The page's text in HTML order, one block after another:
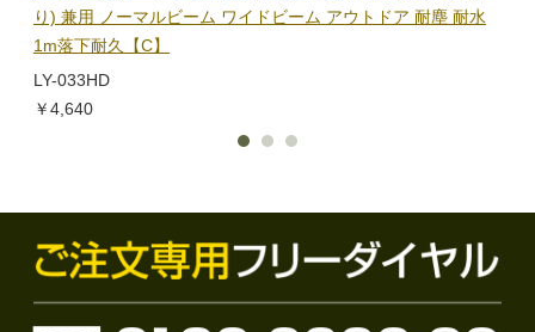
り) 兼用 ノーマルビーム ワイドビーム アウトドア 耐塵 耐水
1m落下耐久【C】
LY-033HD
￥4,640